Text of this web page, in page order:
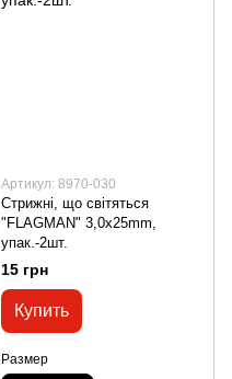
Артикул: 8970-030
Стрижнi, що свiтяться
"FLAGMAN" 3,0x25mm,
упак.-2шт.
15 грн
Купить
Размер